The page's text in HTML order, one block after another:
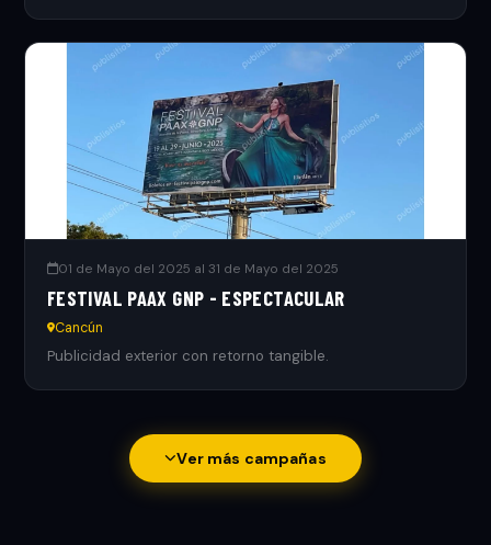
01 de Mayo del 2025 al 31 de Mayo del 2025
FESTIVAL PAAX GNP - ESPECTACULAR
Cancún
Publicidad exterior con retorno tangible.
Ver más campañas